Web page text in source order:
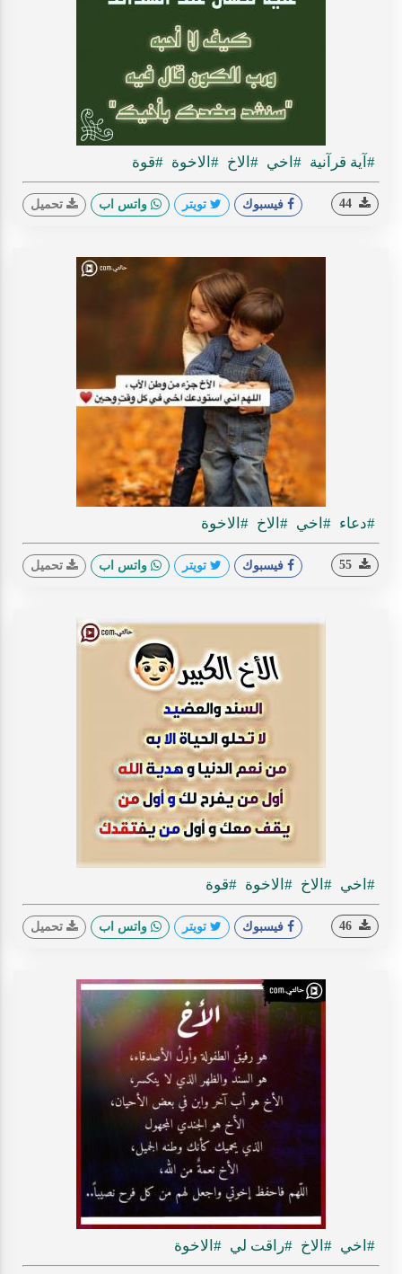
#آية قرآنية #اخي #الاخ #الاخوة #قوة
فيسبوك تويتر واتس اب تحميل
#دعاء #اخي #الاخ #الاخوة
فيسبوك تويتر واتس اب تحميل
#اخي #الاخ #الاخوة #قوة
فيسبوك تويتر واتس اب تحميل
#اخي #الاخ #راقت لي #الاخوة